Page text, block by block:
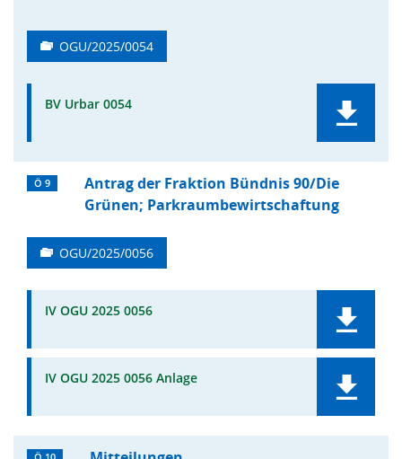
OGU/2025/0054
BV Urbar 0054
Ö 9
Antrag der Fraktion Bündnis 90/Die
Grünen; Parkraumbewirtschaftung
OGU/2025/0056
IV OGU 2025 0056
IV OGU 2025 0056 Anlage